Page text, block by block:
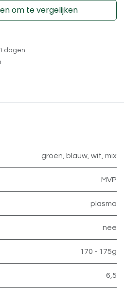
om te vergelijken
dagen
groen blauw wit mix
MVP
plasma
nee
170 - 175g
6,5